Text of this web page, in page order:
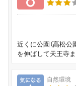
近くに公園（高松
を伸ばして天王寺
気になる
自然環境